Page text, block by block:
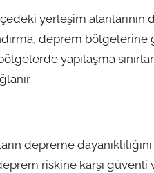
yerleşim alanlarının
deprem
yapılaşma
depreme
riskine karşı